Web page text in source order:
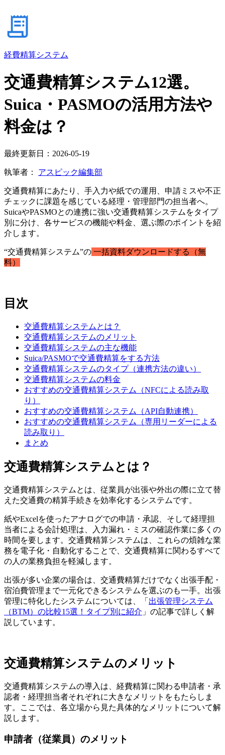
経費精算システム
交通費精算システム12選。
Suica・PASMOの活用方法や
料金は？
最終更新日：2026-05-19
執筆者： アスピック編集部
交通費精算にあたり、手入力や紙での運用、申請ミスや不正
チェックに課題を感じている経理・管理部門の担当者へ。
SuicaやPASMOとの連携に強い交通費精算システムをタイプ
別に分け、各サービスの機能や料金、選ぶ際のポイントを紹
介します。
“交通費精算システム”の 一括資料ダウンロードする（無
料）
目次
交通費精算システムとは？
交通費精算システムのメリット
交通費精算システムの主な機能
Suica/PASMOで交通費精算をする方法
交通費精算システムのタイプ（連携方法の違い）
交通費精算システムの料金
おすすめの交通費精算システム（NFCによる読み取
り）
おすすめの交通費精算システム（API自動連携）
おすすめの交通費精算システム（専用リーダーによる
読み取り）
まとめ
交通費精算システムとは？
交通費精算システムとは、従業員が出張や外出の際に立て替
えた交通費の精算手続きを効率化するシステムです。
紙やExcelを使ったアナログでの申請・承認、そして経理担
当者による会計処理は、入力漏れ・ミスの確認作業に多くの
時間を要します。交通費精算システムは、これらの煩雑な業
務を電子化・自動化することで、交通費精算に関わるすべて
の人の業務負担を軽減します。
出張が多い企業の場合は、交通費精算だけでなく出張手配・
宿泊費管理まで一元化できるシステムを選ぶのも一手。出張
管理に特化したシステムについては、「 出張管理システム
（BTM）の比較15選！タイプ別に紹介 」の記事で詳しく解
説しています。
交通費精算システムのメリット
交通費精算システムの導入は、経費精算に関わる申請者・承
認者・経理担当者それぞれに大きなメリットをもたらしま
す。ここでは、各立場から見た具体的なメリットについて解
説します。
申請者（従業員）のメリット